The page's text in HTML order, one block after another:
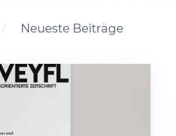
Neueste Beiträge